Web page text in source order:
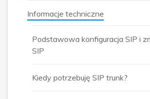
Informacje techniczne
Podstawowa konfiguracja SIP i
SIP
Kiedy potrzebuję SIP trunk?